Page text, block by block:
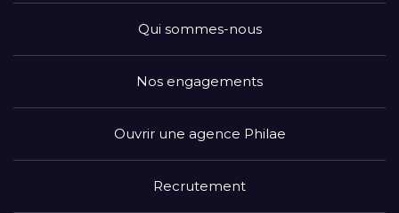
Qui sommes-nous
Nos engagements
Ouvrir une agence Philae
Recrutement